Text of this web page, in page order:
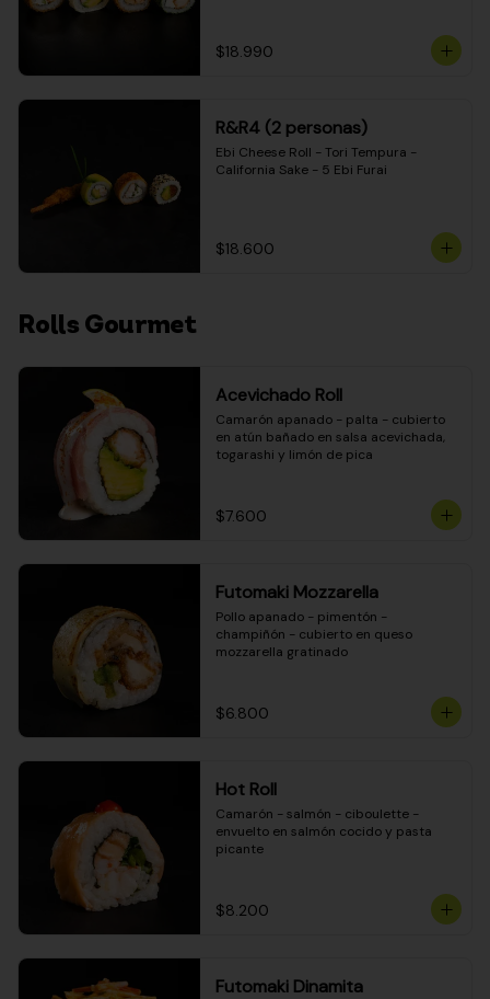
ciboulette) 10 (Pollo teriyaki - palta -
envuelto en queso crema)
$18.990
R&R4 (2 personas)
Ebi Cheese Roll - Tori Tempura -
California Sake - 5 Ebi Furai
$18.600
Rolls Gourmet
Acevichado Roll
Camarón apanado - palta - cubierto
en atún bañado en salsa acevichada,
togarashi y limón de pica
$7.600
Futomaki Mozzarella
Pollo apanado - pimentón -
champiñón - cubierto en queso
mozzarella gratinado
$6.800
Hot Roll
Camarón - salmón - ciboulette -
envuelto en salmón cocido y pasta
picante
$8.200
Futomaki Dinamita